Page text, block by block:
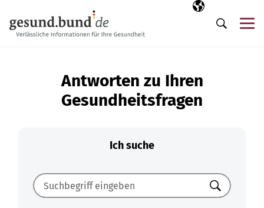
Ausgewählte
DE
Suche
Antworten zu Ihren
Gesundheitsfragen
Ich suche
Suchen